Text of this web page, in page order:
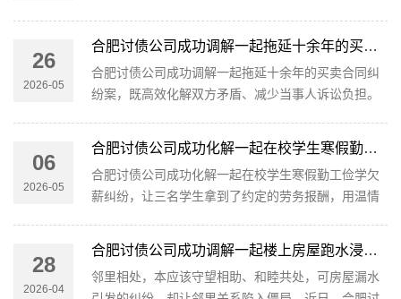
供空调及热水设备的销售与安装服务。合同履行完毕
后，被告未按···
26
2026-05
合肥讨债公司成功调解一起拖延十余年的买卖合同纠纷案，既高效化解双方矛盾、减少当事人诉讼负担
合肥讨债公司成功调解一起拖延十余年的买卖合同纠
纷案，既高效化解双方矛盾、减少当事人诉讼负担。
迟迟未支付。经李某多次催要，陈某于2017年向李某
出具了4000···
06
2026-05
合肥讨债公司成功化解一起在校学生寒假勤工俭学欠薪纠纷
合肥讨债公司成功化解一起在校学生寒假勤工俭学欠
薪纠纷，让三名学生拿到了约定的劳务报酬，用温情
塔区某火锅店务工。入职时，店家与学生约定，除基
础工资外，···
28
2026-04
合肥讨债公司成功调解一起楼上房屋跑水浸泡楼下引发的财产损害赔偿纠纷
邻里相处，本应该守望相助、和睦共处，可房屋漏水